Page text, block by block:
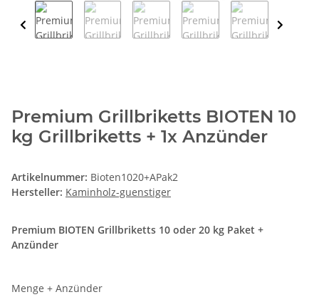
Premium Grillbriketts BIOTEN 10
kg Grillbriketts + 1x Anzünder
Artikelnummer: Bioten1020+APak2
Hersteller: Kaminholz-guenstiger
Premium BIOTEN Grillbriketts 10 oder 20 kg Paket +
Anzünder
Menge + Anzünder